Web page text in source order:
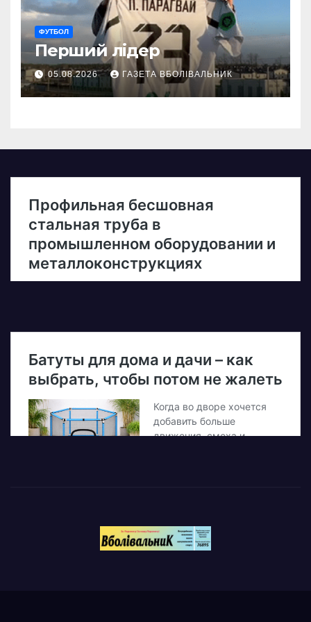
ФУТБОЛ
Перший лідер
05.08.2026 ГАЗЕТА ВБОЛІВАЛЬНИК